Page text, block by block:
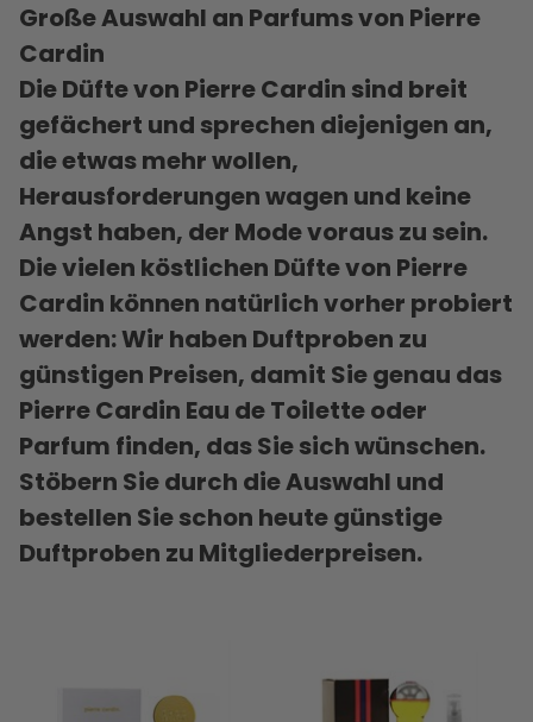
Große Auswahl an Parfums von Pierre
Cardin
Die Düfte von Pierre Cardin sind breit
gefächert und sprechen diejenigen an,
die etwas mehr wollen,
Herausforderungen wagen und keine
Angst haben, der Mode voraus zu sein.
Die vielen köstlichen Düfte von Pierre
Cardin können natürlich vorher probiert
werden: Wir haben Duftproben zu
günstigen Preisen, damit Sie genau das
Pierre Cardin Eau de Toilette oder
Parfum finden, das Sie sich wünschen.
Stöbern Sie durch die Auswahl und
bestellen Sie schon heute günstige
Duftproben zu Mitgliederpreisen.